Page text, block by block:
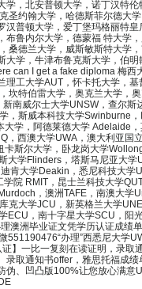
学，北安普顿大学，诺丁汉特伦
圣约翰大学，哈德斯菲尔德大
汉普顿大学，爱丁堡玛格丽特皇
布鲁内尔大学，德蒙福 特大学
桑德兰大学，威斯敏斯特大学
大学，牛津布鲁克斯大学，伯明
can I get a fake diploma 梅西
理工大学AUT，怀卡托大学，基
坎特伯雷大学，奥克兰大学，
南威尔士大学UNSW，查尔斯
，斯威本科技大学Swinburne
大学，阿德莱德大学 Adelaide
，西澳大学UWA，澳大利亚国
卡斯尔大学，卧龙岗大学
大学Flinders，塔斯马尼亚大学
肯大学Deakin，悉尼科技大学
院 RMIT，昆士兰科技大学
，澳洲TAFE，南澳大学
克大学JCU，新英格兰大学
ECU，南十字星大学SCU，阳
澳洲毕业证文凭学历认证成绩
551190476“办理”西悉尼大学
】一比一复刻在读证明，录取
录取通知书offer，雅思托福成绩
伪、凹凸版100%让您放心满意